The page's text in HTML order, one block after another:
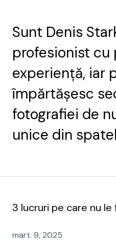
Sunt Denis
profesionist cu
experiență, iar
împărtășesc
fotografiei de
unice din
3 lucruri pe care nu le
mart. 9, 2025